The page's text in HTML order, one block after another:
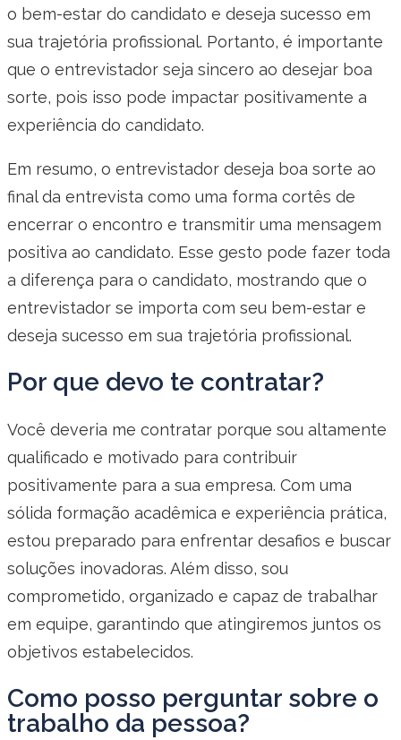
o bem-estar do candidato e deseja sucesso em
sua trajetória profissional. Portanto, é importante
que o entrevistador seja sincero ao desejar boa
sorte, pois isso pode impactar positivamente a
experiência do candidato.
Em resumo, o entrevistador deseja boa sorte ao
final da entrevista como uma forma cortês de
encerrar o encontro e transmitir uma mensagem
positiva ao candidato. Esse gesto pode fazer toda
a diferença para o candidato, mostrando que o
entrevistador se importa com seu bem-estar e
deseja sucesso em sua trajetória profissional.
Por que devo te contratar?
Você deveria me contratar porque sou altamente
qualificado e motivado para contribuir
positivamente para a sua empresa. Com uma
sólida formação acadêmica e experiência prática,
estou preparado para enfrentar desafios e buscar
soluções inovadoras. Além disso, sou
comprometido, organizado e capaz de trabalhar
em equipe, garantindo que atingiremos juntos os
objetivos estabelecidos.
Como posso perguntar sobre o
trabalho da pessoa?